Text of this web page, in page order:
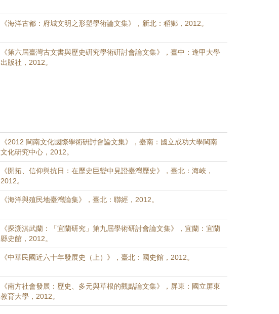
《海洋古都：府城文明之形塑學術論文集》，新北：稻鄉，2012。
《第六屆臺灣古文書與歷史硏究學術硏討會論文集》，臺中：逢甲大學
出版社，2012。
《2012 閩南文化國際學術硏討會論文集》，臺南：國立成功大學閩南
文化研究中心，2012。
《開拓、信仰與抗日：在歷史巨變中見證臺灣歷史》，臺北：海峽，
2012。
《海洋與殖民地臺灣論集》，臺北：聯經，2012。
《探溯淇武蘭：「宜蘭研究」第九屆學術研討會論文集》，宜蘭：宜蘭
縣史館，2012。
《中華民國近六十年發展史（上）》，臺北：國史館，2012。
《南方社會發展：歷史、多元與草根的觀點論文集》，屏東：國立屏東
教育大學，2012。